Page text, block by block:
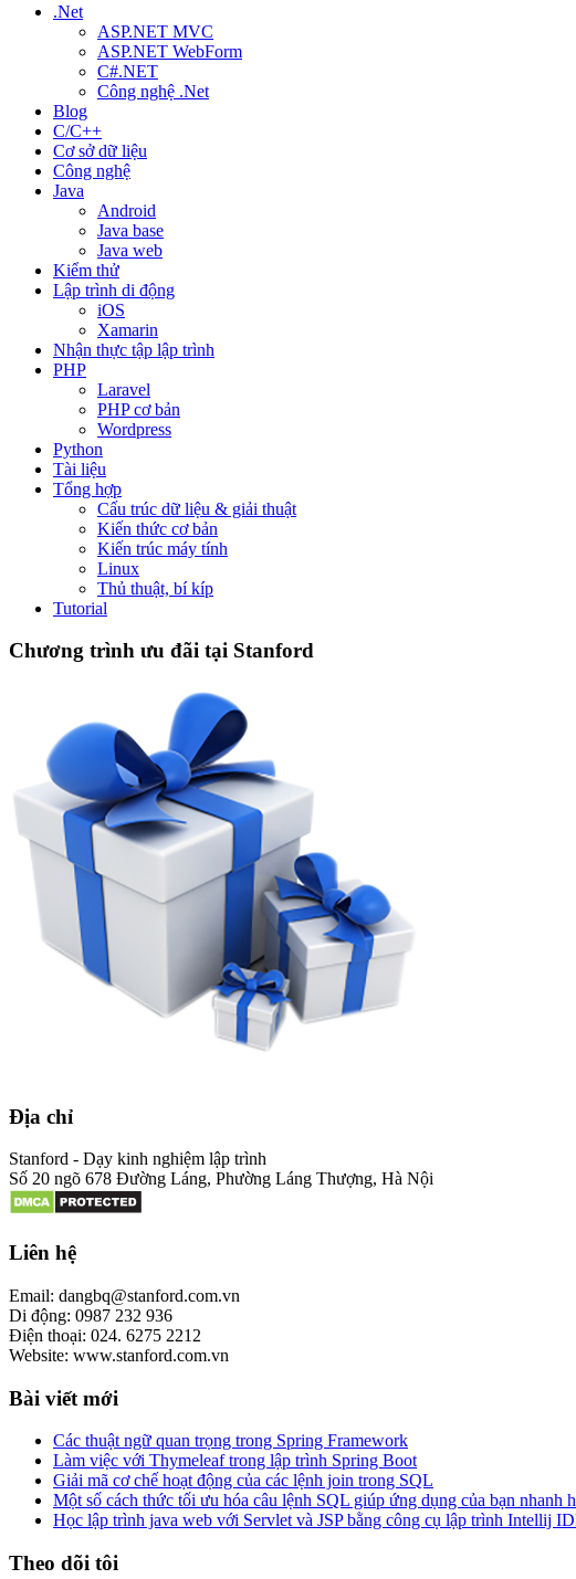
.Net
ASP.NET MVC
ASP.NET WebForm
C#.NET
Công nghệ .Net
Blog
C/C++
Cơ sở dữ liệu
Công nghệ
Java
Android
Java base
Java web
Kiểm thử
Lập trình di động
iOS
Xamarin
Nhận thực tập lập trình
PHP
Laravel
PHP cơ bản
Wordpress
Python
Tài liệu
Tổng hợp
Cấu trúc dữ liệu & giải thuật
Kiến thức cơ bản
Kiến trúc máy tính
Linux
Thủ thuật, bí kíp
Tutorial
Chương trình ưu đãi tại Stanford
Địa chỉ
Stanford - Dạy kinh nghiệm lập trình
Số 20 ngõ 678 Đường Láng, Phường Láng Thượng, Hà Nội
Liên hệ
Email: dangbq@stanford.com.vn
Di động: 0987 232 936
Điện thoại: 024. 6275 2212
Website: www.stanford.com.vn
Bài viết mới
Các thuật ngữ quan trọng trong Spring Framework
Làm việc với Thymeleaf trong lập trình Spring Boot
Giải mã cơ chế hoạt động của các lệnh join trong SQL
Một số cách thức tối ưu hóa câu lệnh SQL giúp ứng dụng của bạn nhanh
Học lập trình java web với Servlet và JSP bằng công cụ lập trình Intellij
Theo dõi tôi